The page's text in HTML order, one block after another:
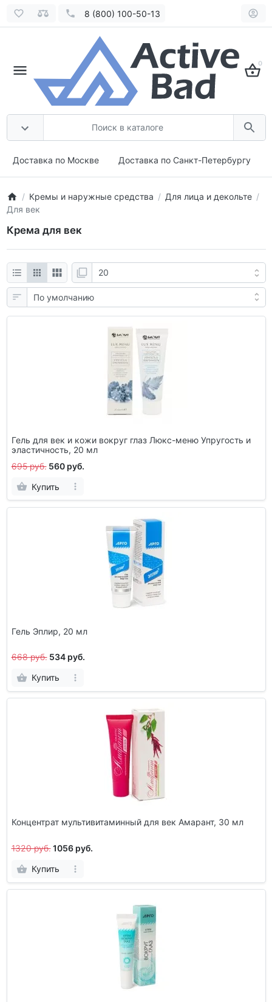
8 (800) 100-50-13
0
Доставка по Москве Доставка по Санкт-Петербургу
Кремы и наружные средства
Для лица и декольте
Для век
Крема для век
Гель для век и кожи вокруг глаз Люкс-меню Упругость и
эластичность, 20 мл
695 руб. 560 руб.
Купить
Гель Эплир, 20 мл
668 руб. 534 руб.
Купить
Концентрат мультивитаминный для век Амарант, 30 мл
1320 руб. 1056 руб.
Купить